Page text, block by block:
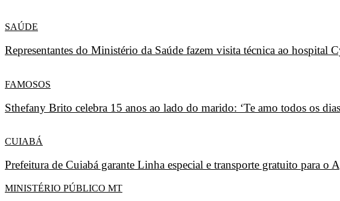
SAÚDE
Representantes do Ministério da Saúde fazem visita técnica ao hospital
FAMOSOS
Sthefany Brito celebra 15 anos ao lado do marido: ‘Te amo todos os
CUIABÁ
Prefeitura de Cuiabá garante Linha especial e transporte gratuito para o
MINISTÉRIO PÚBLICO MT